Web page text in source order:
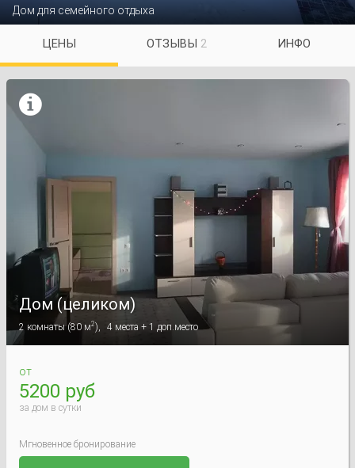
Дом для семейного отдыха
ЦЕНЫ ОТЗЫВЫ 2 ИНФО

Дом (целиком)
2 комнаты(80 м2 ), 4 места + 1 доп.место
от
5200 руб
за дом в сутки
Мгновенное бронирование